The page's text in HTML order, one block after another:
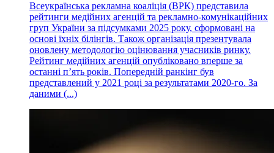
Всеукраїнська рекламна коаліція (ВРК) представила
рейтинги медійних агенцій та рекламно-комунікаційних
груп України за підсумками 2025 року, сформовані на
основі їхніх білінгів. Також організація презентувала
оновлену методологію оцінювання учасників ринку.
Рейтинг медійних агенцій опубліковано вперше за
останні п’ять років. Попередній ранкінг був
представлений у 2021 році за результатами 2020-го. За
даними (...)